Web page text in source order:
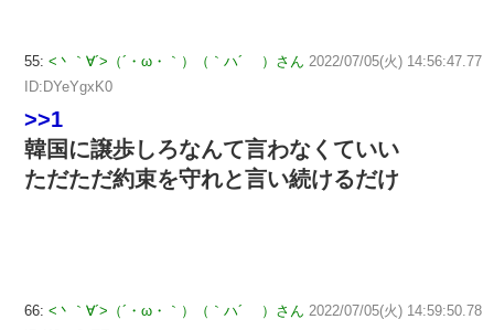
55: <丶｀∀´>（´・ω・｀）（｀ハ´ ）さん 2022/07/05(火) 14:56:47.77
ID:DYeYgxK0
>>1
韓国に譲歩しろなんて言わなくていい
ただただ約束を守れと言い続けるだけ
66: <丶｀∀´>（´・ω・｀）（｀ハ´ ）さん 2022/07/05(火) 14:59:50.78